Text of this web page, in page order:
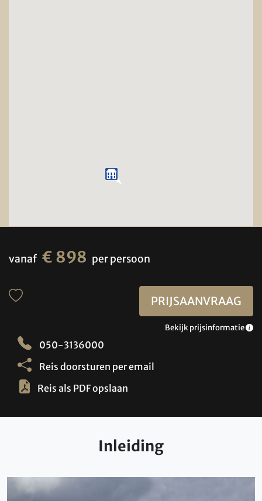
vanaf € 898 per persoon
PRIJSAANVRAAG
Bekijk prijsinformatie
050-3136000
Reis doorsturen per email
Reis als PDF opslaan
Inleiding